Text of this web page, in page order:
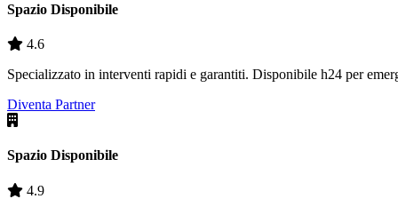
Spazio Disponibile
4.6
Specializzato in interventi rapidi e garantiti. Disponibile h24 per
Diventa Partner
Spazio Disponibile
4.9